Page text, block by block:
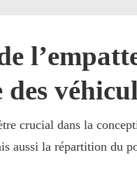
crucial dans la
aussi la répartition du